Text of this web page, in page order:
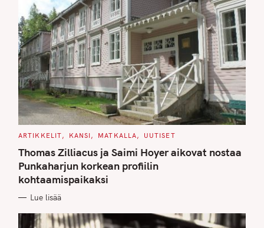
C
T
E
G
O
R
I
S
ARTIKKELIT KANSI MATKALLA UUTISET
Thomas Zilliacus ja Saimi Hoyer aikovat nostaa
Punkaharjun korkean profiilin
kohtaamispaikaksi
Lue lisää